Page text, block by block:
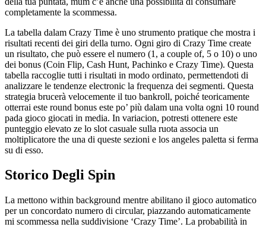
completamente la scommessa.
La tabella dalam Crazy Time è uno strumento pratique che mostra i
risultati recenti dei giri della turno. Ogni giro di Crazy Time create
un risultato, che può essere el numero (1, a couple of, 5 o 10) o uno
dei bonus (Coin Flip, Cash Hunt, Pachinko e Crazy Time). Questa
tabella raccoglie tutti i risultati in modo ordinato, permettendoti di
analizzare le tendenze electronic la frequenza dei segmenti. Questa
strategia brucerà velocemente il tuo bankroll, poiché teoricamente
otterrai este round bonus este po’ più dalam una volta ogni 10 round
pada gioco giocati in media. In variacion, potresti ottenere este
punteggio elevato ze lo slot casuale sulla ruota associa un
moltiplicatore the una di queste sezioni e los angeles paletta si ferma
su di esso.
Storico Degli Spin
La mettono within background mentre abilitano il gioco automatico
per un concordato numero di circular, piazzando automaticamente
mi scommessa nella suddivisione ‘Crazy Time’. La probabilità in